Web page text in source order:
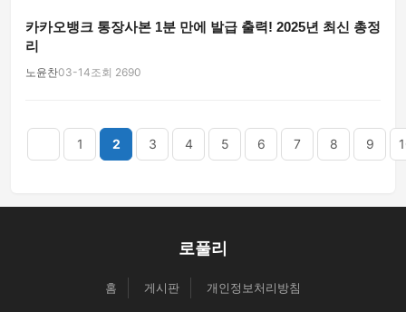
카카오뱅크 통장사본 1분 만에 발급 출력! 2025년 최신 총정
리
노윤찬03-14조회 2690
1 2 3 4 5 6 7 8 9
로풀리
홈 게시판 개인정보처리방침